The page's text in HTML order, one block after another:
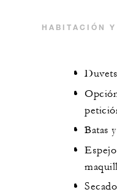
HABITACIÓN Y
Batas